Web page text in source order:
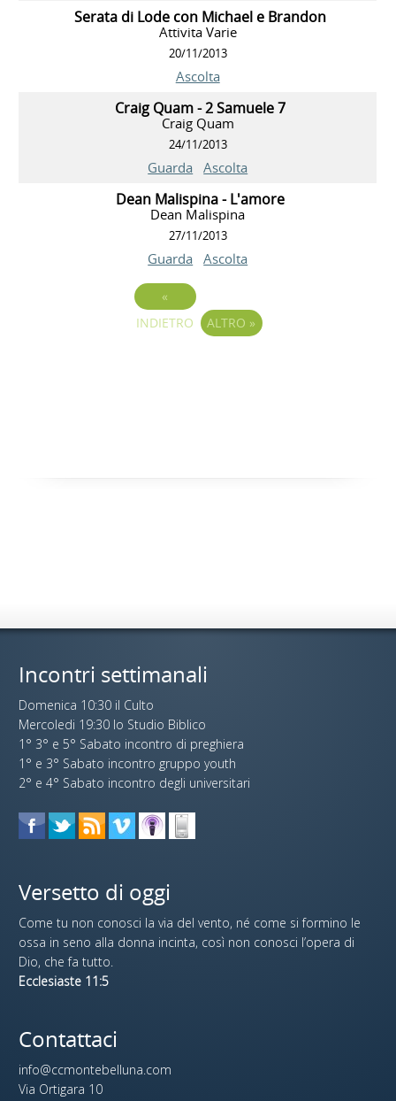
Serata di Lode con Michael e Brandon
Attivita Varie
20/11/2013
Ascolta
Craig Quam - 2 Samuele 7
Craig Quam
24/11/2013
Guarda Ascolta
Dean Malispina - L'amore
Dean Malispina
27/11/2013
Guarda Ascolta
«
INDIETRO
ALTRO »
Incontri settimanali
Domenica 10:30 il Culto
Mercoledi 19:30 lo Studio Biblico
1° 3° e 5° Sabato incontro di preghiera
1° e 3° Sabato incontro gruppo youth
2° e 4° Sabato incontro degli universitari
Versetto di oggi
Come tu non conosci la via del vento, né come si formino le
ossa in seno alla donna incinta, così non conosci l’opera di
Dio, che fa tutto.
Ecclesiaste 11:5
Contattaci
info@ccmontebelluna.com
Via Ortigara 10